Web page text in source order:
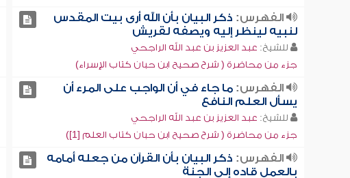
الفهرس: ذكر البيان بأن الله أرى بيت المقدس
لنبيه لينظر إليه ويصفه لقريش
للشيخ: عبد العزيز بن عبد الله الراجحي
جزء من محاضرة ( شرح صحيح ابن حبان كتاب الإسراء)
الفهرس:ما جاء في أن الواجب على المرء أن
يسأل العلم النافع
للشيخ: عبد العزيز بن عبد الله الراجحي
جزء من محاضرة ( شرح صحيح ابن حبان كتاب العلم [1])
الفهرس: ذكر البيان بأن القرآن من جعله أمامه
بالعمل قاده إلى الجنة